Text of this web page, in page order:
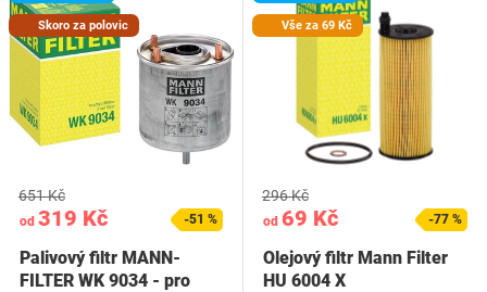
Skoro za polovic
od 319 Kč
651 Kč
-51 %
Palivový filtr MANN-
FILTER WK 9034 - pro
Vše za 69 Kč
od 69 Kč
296 Kč
-77 %
Olejový filtr Mann Filter
HU 6004 X